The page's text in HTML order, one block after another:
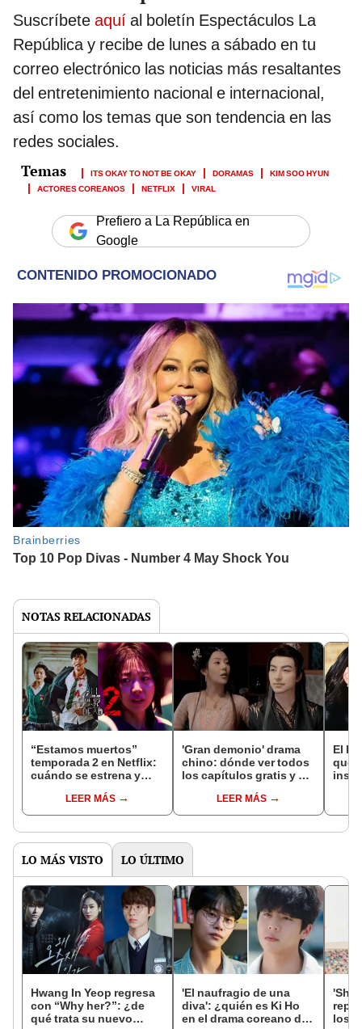
Suscríbete aquí al boletín Espectáculos La
República y recibe de lunes a sábado en tu
correo electrónico las noticias más resaltantes
del entretenimiento nacional e internacional,
así como los temas que son tendencia en las
redes sociales.
ITS OKAY TO NOT BE OKAY DORAMAS
KIM SOO HYUN
ACTORES COREANOS
NETFLIX VIRAL
Prefiero a La República en
Google
NOTAS RELACIONADAS
“Estamos muertos”
temporada 2 en Netflix:
cuándo se estrena y
temporadaLEER MÁS
'Gran demonio' drama
chino: dónde ver todos
los capítulos gratis y en
LEER MÁS
El k-
que
LO MÁS VISTO LO ÚLTIMO
Hwang In Yeop regresa
con “Why her?”: ¿de
qué trata su nuevo
'El naufragio de una
diva': ¿quién es Ki Ho
en el drama coreano de
los